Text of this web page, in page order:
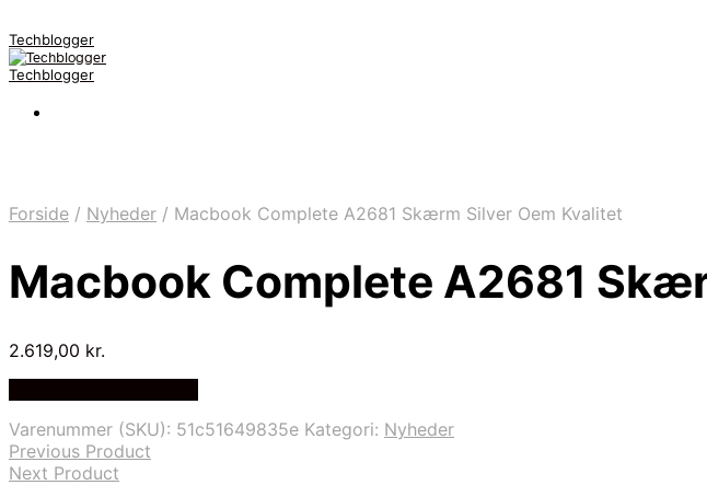
Techblogger
Techblogger
Forside / Nyheder / Macbook Complete A2681 Skærm Silver Oem Kvalitet
Macbook Complete A2681
2.619,00 kr.
Varenummer (SKU): 51c51649835e Kategori: Nyheder
Previous Product
Next Product